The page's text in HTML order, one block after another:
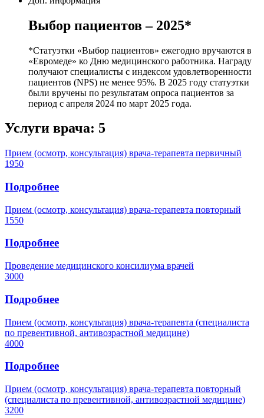
Выбор пациентов – 2025*
*Статуэтки «Выбор пациентов» ежегодно вручаются в
«Евромеде» ко Дню медицинского работника. Награду
получают специалисты с индексом удовлетворенности
пациентов (NPS) не менее 95%. В 2025 году статуэтки
были вручены по результатам опроса пациентов за
период с апреля 2024 по март 2025 года.
Услуги врача: 5
Прием (осмотр, консультация) врача-терапевта первичный
1950
Подробнее
Прием (осмотр, консультация) врача-терапевта повторный
1550
Подробнее
Проведение медицинского консилиума врачей
3000
Подробнее
Прием (осмотр, консультация) врача-терапевта (специалиста
по превентивной, антивозрастной медицине)
4000
Подробнее
Прием (осмотр, консультация) врача-терапевта повторный
(специалиста по превентивной, антивозрастной медицине)
3200